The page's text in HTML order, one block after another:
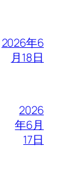
2026年6
月18日
2026
年6月
17日